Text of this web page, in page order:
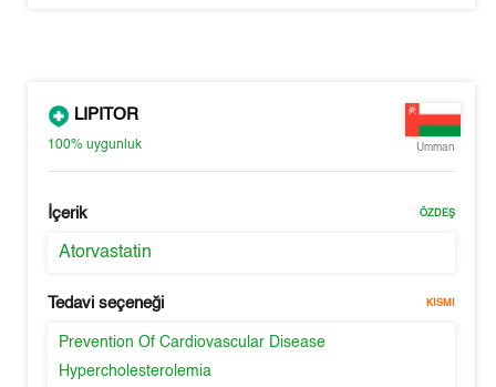
LIPITOR
100%uygunluk Umman
İçerik ÖZDEŞ
Atorvastatin
Tedavi seçeneği KISMI
Prevention Of Cardiovascular Disease
Hypercholesterolemia